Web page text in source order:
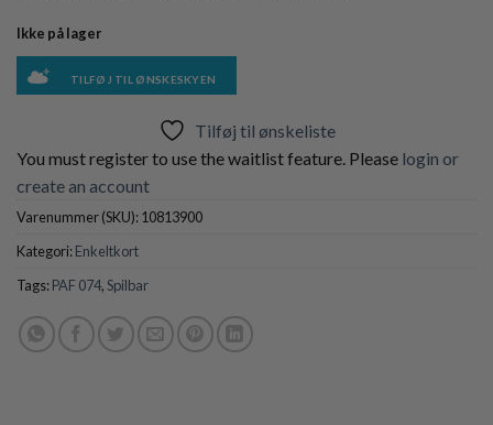
Ikke på lager
TILFØJ TIL ØNSKESKYEN
Tilføj til ønskeliste
You must register to use the waitlist feature. Please login or
create an account
Varenummer (SKU):10813900
Kategori:Enkeltkort
Tags:PAF 074,Spilbar